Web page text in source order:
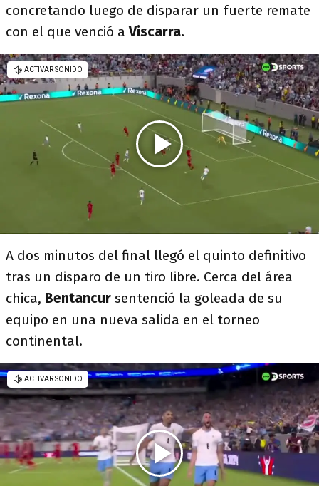
concretando luego de disparar un fuerte remate
con el que venció aViscarra.
A dos minutos del final llegó el quinto definitivo
tras un disparo de un tiro libre. Cerca del área
chica, Bentancur sentenció la goleada de su
equipo en una nueva salida en el torneo
continental.